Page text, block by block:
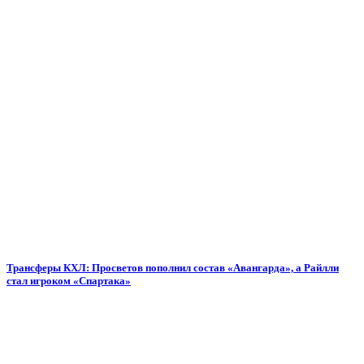
Трансферы КХЛ: Просветов пополнил состав «Авангарда», а Райлли
стал игроком «Спартака»